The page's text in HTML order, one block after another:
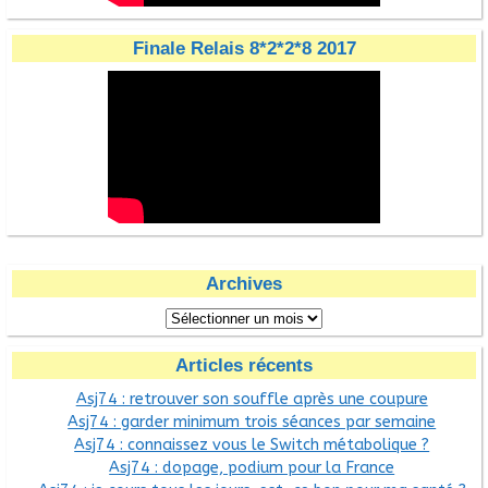
Finale Relais 8*2*2*8 2017
Archives
Articles récents
Asj74 : retrouver son souffle après une coupure
Asj74 : garder minimum trois séances par semaine
Asj74 : connaissez vous le Switch métabolique ?
Asj74 : dopage, podium pour la France